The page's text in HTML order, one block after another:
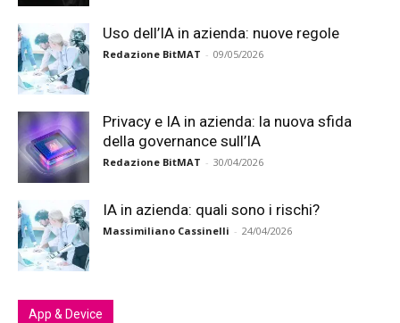
Uso dell’IA in azienda: nuove regole
Redazione BitMAT - 09/05/2026
Privacy e IA in azienda: la nuova sfida
della governance sull’IA
Redazione BitMAT - 30/04/2026
IA in azienda: quali sono i rischi?
Massimiliano Cassinelli - 24/04/2026
App & Device